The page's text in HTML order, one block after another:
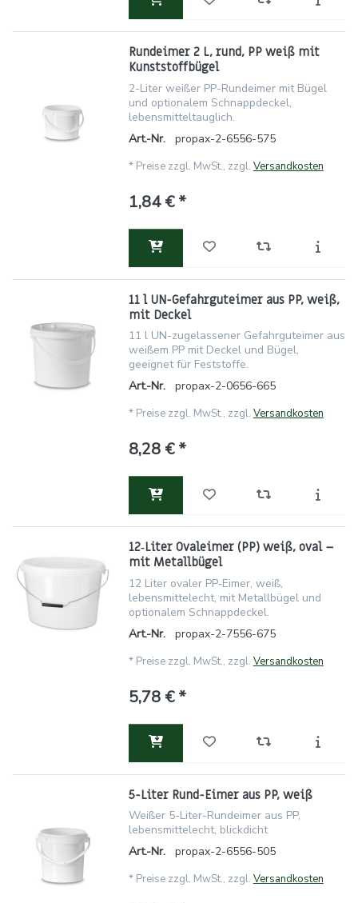
Rundeimer 2 L, rund, PP weiß mit
Kunststoffbügel
2-Liter weißer PP-Rundeimer mit Bügel
und optionalem Schnappdeckel,
lebensmitteltauglich.
Art.-Nr.
propax-2-6556-575
* Preise zzgl. MwSt., zzgl. Versandkosten
1,84 € *
11 l UN-Gefahrguteimer aus PP, weiß,
mit Deckel
11 l UN-zugelassener Gefahrguteimer aus
weißem PP mit Deckel und Bügel,
geeignet für Feststoffe.
Art.-Nr.
propax-2-0656-665
* Preise zzgl. MwSt., zzgl. Versandkosten
8,28 € *
12‑Liter Ovaleimer (PP) weiß, oval –
mit Metallbügel
12 Liter ovaler PP‑Eimer, weiß,
lebensmittelecht, mit Metallbügel und
optionalem Schnappdeckel.
Art.-Nr.
propax-2-7556-675
* Preise zzgl. MwSt., zzgl. Versandkosten
5,78 € *
5-Liter Rund-Eimer aus PP, weiß
Weißer 5-Liter-Rundeimer aus PP,
lebensmittelecht, blickdicht
Art.-Nr.
propax-2-6556-505
* Preise zzgl. MwSt., zzgl. Versandkosten